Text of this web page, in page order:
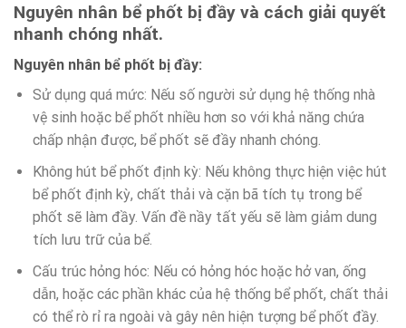
Nguyên nhân bể phốt bị đầy và cách giải quyết
nhanh chóng nhất.
Nguyên nhân bể phốt bị đầy:
Sử dụng quá mức: Nếu số người sử dụng hệ thống nhà
vệ sinh hoặc bể phốt nhiều hơn so với khả năng chứa
chấp nhận được, bể phốt sẽ đầy nhanh chóng.
Không hút bể phốt định kỳ: Nếu không thực hiện việc hút
bể phốt định kỳ, chất thải và cặn bã tích tụ trong bể
phốt sẽ làm đầy. Vấn đề nầy tất yếu sẽ làm giảm dung
tích lưu trữ của bể.
Cấu trúc hỏng hóc: Nếu có hỏng hóc hoặc hở van, ống
dẫn, hoặc các phần khác của hệ thống bể phốt, chất thải
có thể rò rỉ ra ngoài và gây nên hiện tượng bể phốt đầy.